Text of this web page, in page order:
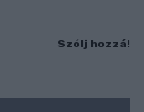
Szólj hozzá!